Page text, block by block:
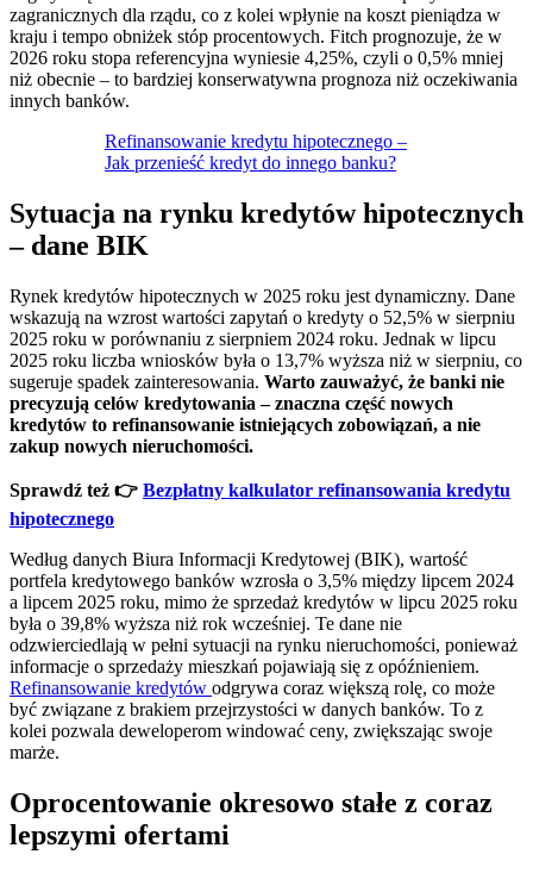
zagranicznych dla rządu, co z kolei wpłynie na koszt pieniądza w
kraju i tempo obniżek stóp procentowych. Fitch prognozuje, że w
2026 roku stopa referencyjna wyniesie 4,25%, czyli o 0,5% mniej
niż obecnie – to bardziej konserwatywna prognoza niż oczekiwania
innych banków.
Refinansowanie kredytu hipotecznego –
Jak przenieść kredyt do innego banku?
Sytuacja na rynku kredytów hipotecznych
– dane BIK
Rynek kredytów hipotecznych w 2025 roku jest dynamiczny. Dane
wskazują na wzrost wartości zapytań o kredyty o 52,5% w sierpniu
2025 roku w porównaniu z sierpniem 2024 roku. Jednak w lipcu
2025 roku liczba wniosków była o 13,7% wyższa niż w sierpniu, co
sugeruje spadek zainteresowania. Warto zauważyć, że banki nie
precyzują celów kredytowania – znaczna część nowych
kredytów to refinansowanie istniejących zobowiązań, a nie
zakup nowych nieruchomości.
Sprawdź też 👉 Bezpłatny kalkulator refinansowania kredytu
hipotecznego
Według danych Biura Informacji Kredytowej (BIK), wartość
portfela kredytowego banków wzrosła o 3,5% między lipcem 2024
a lipcem 2025 roku, mimo że sprzedaż kredytów w lipcu 2025 roku
była o 39,8% wyższa niż rok wcześniej. Te dane nie
odzwierciedlają w pełni sytuacji na rynku nieruchomości, ponieważ
informacje o sprzedaży mieszkań pojawiają się z opóźnieniem.
Refinansowanie kredytów odgrywa coraz większą rolę, co może
być związane z brakiem przejrzystości w danych banków. To z
kolei pozwala deweloperom windować ceny, zwiększając swoje
marże.
Oprocentowanie okresowo stałe z coraz
lepszymi ofertami